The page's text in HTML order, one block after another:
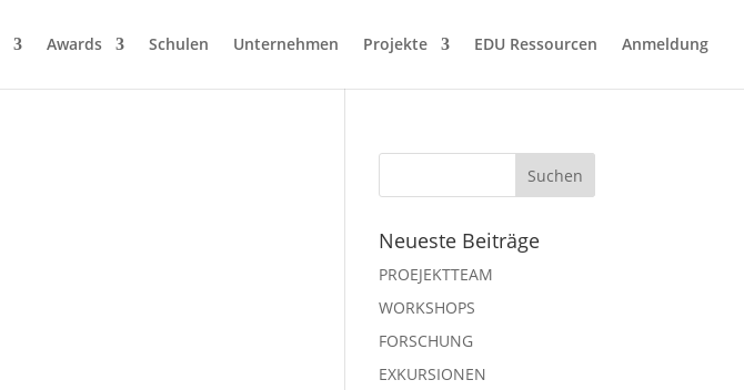
Awards Schulen Unternehmen Projekte EDU Ressourcen Anmeldung
Neueste Beiträge
PROEJEKTTEAM
WORKSHOPS
FORSCHUNG
EXKURSIONEN